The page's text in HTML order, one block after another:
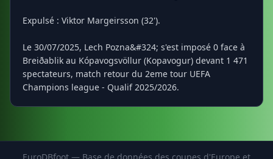
Expulsé : Viktor Margeirsson (32').
Le 30/07/2025, Lech Pozna&#324; s'est imposé 0 face à
Breiðablik au Kópavogsvöllur (Kopavogur) devant 1 471
spectateurs, match retour du 2eme tour UEFA
Champions league - Qualif 2025/2026.